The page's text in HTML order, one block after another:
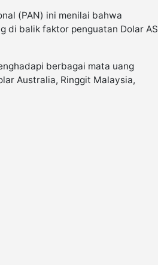
(PAN) ini menilai bahwa
di balik faktor penguatan Dolar AS
berbagai mata uang
Australia, Ringgit Malaysia,